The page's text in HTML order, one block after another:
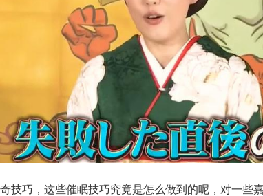
技巧，这些催眠技巧究竟是怎么做到的呢，对一些